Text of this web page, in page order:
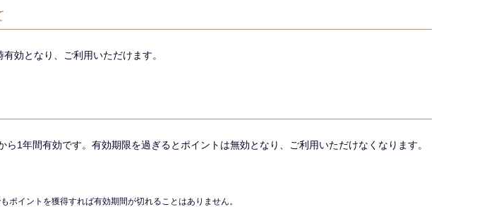
効となり、ご利用いただけます。
1年間有効です。有効期限を過ぎるとポイントは無効となり、ご利用いただけなくなります。
ポイントを獲得すれば有効期間が切れることはありません。